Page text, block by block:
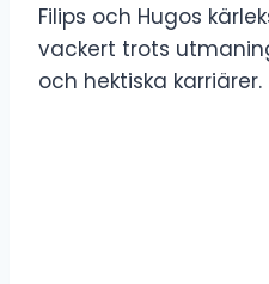
Filips och Hugos
vackert trots
och hektiska karriärer.